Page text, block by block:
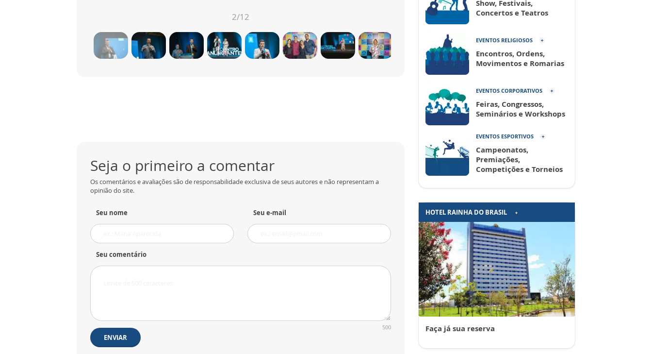
2/12
Seja o primeiro a comentar
Os comentários e avaliações são de responsabilidade exclusiva de seus autores e não representam a
opinião do site.
Seu nome Seu e-mail
Seu comentário
500
ENVIAR
Show, Festivais,
Concertos e Teatros
EVENTOS RELIGIOSOS
Encontros, Ordens,
Movimentos e Romarias
EVENTOS CORPORATIVOS
Feiras, Congressos,
Seminários e Workshops
EVENTOS ESPORTIVOS
Campeonatos,
Premiações,
Competições e Torneios
HOTEL RAINHA DO BRASIL
Faça já sua reserva